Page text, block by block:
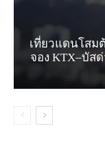
เที่ยวแดนโสม
จอง KTX–บัส